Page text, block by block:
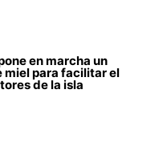
en marcha un
para facilitar el
de la isla